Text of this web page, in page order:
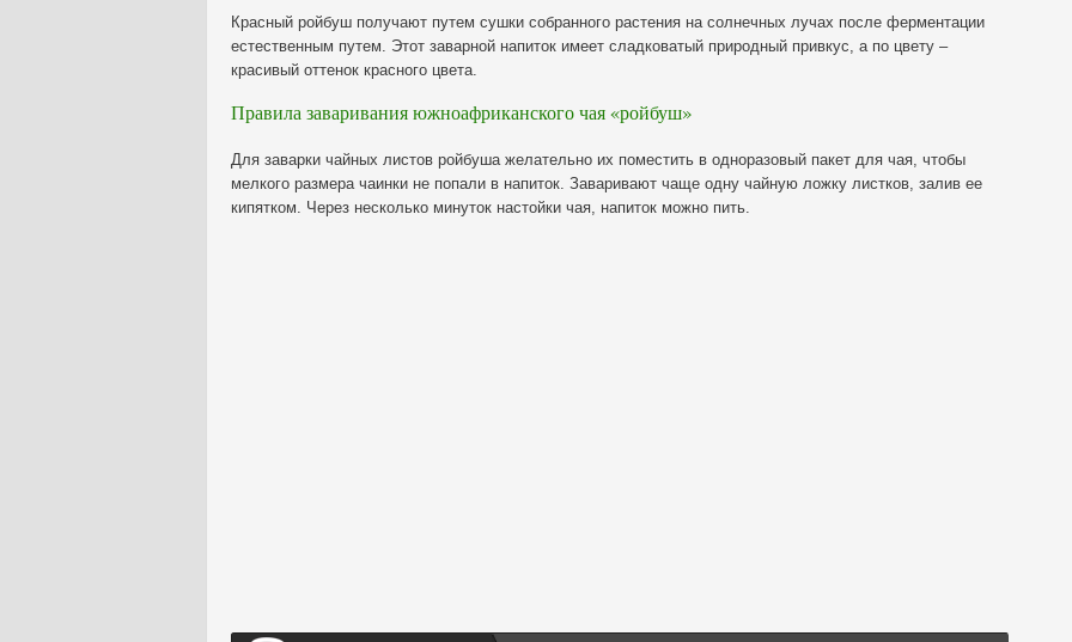
Красный ройбуш получают путем сушки собранного растения на солнечных лучах после ферментации
естественным путем. Этот заварной напиток имеет сладковатый природный привкус, а по цвету –
красивый оттенок красного цвета.
Правила заваривания южноафриканского чая «ройбуш»
Для заварки чайных листов ройбуша желательно их поместить в одноразовый пакет для чая, чтобы
мелкого размера чаинки не попали в напиток. Заваривают чаще одну чайную ложку листков, залив ее
кипятком. Через несколько минуток настойки чая, напиток можно пить.